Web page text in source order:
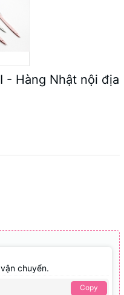
- Hàng Nhật nội địa
chuyển.
Copy